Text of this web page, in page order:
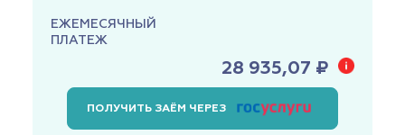
ЕЖЕМЕСЯЧНЫЙ
ПЛАТЕЖ
28 935,07 ₽
ПОЛУЧИТЬ ЗАЁМ ЧЕРЕЗ